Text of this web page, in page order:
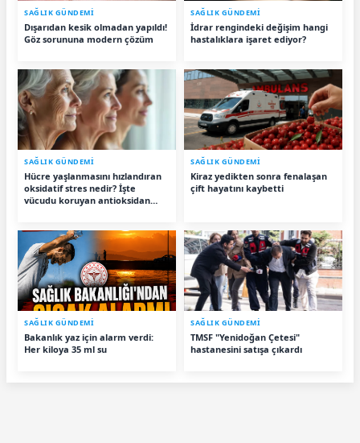
SAĞLIK GÜNDEMİ
Dışarıdan kesik olmadan yapıldı!
Göz sorununa modern çözüm
SAĞLIK GÜNDEMİ
İdrar rengindeki değişim hangi
hastalıklara işaret ediyor?
SAĞLIK GÜNDEMİ
Hücre yaşlanmasını hızlandıran
oksidatif stres nedir? İşte
vücudu koruyan antioksidan
SAĞLIK GÜNDEMİ
Kiraz yedikten sonra fenalaşan
çift hayatını kaybetti
SAĞLIK GÜNDEMİ
Bakanlık yaz için alarm verdi:
Her kiloya 35 ml su
SAĞLIK GÜNDEMİ
TMSF "Yenidoğan Çetesi"
hastanesini satışa çıkardı